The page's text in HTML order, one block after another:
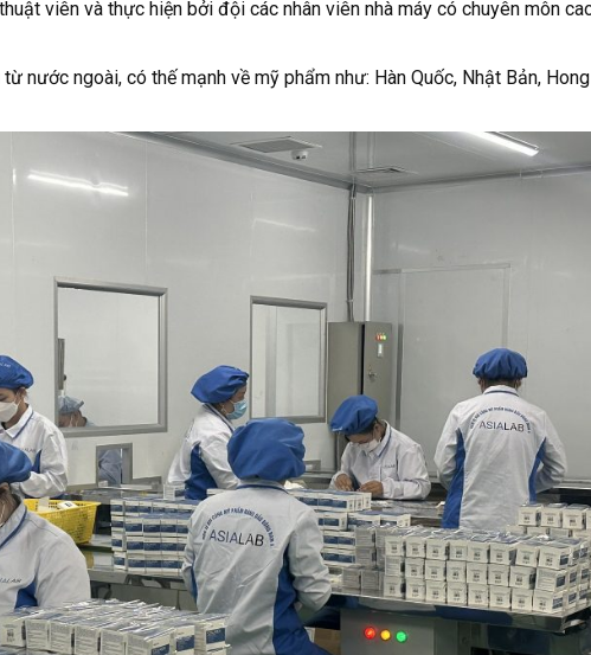
viên và thực hiện bởi đội các nhân viên nhà máy có chuyên môn
nước ngoài, có thế mạnh về mỹ phẩm như: Hàn Quốc, Nhật Bản,